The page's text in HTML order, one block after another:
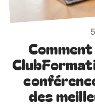
des